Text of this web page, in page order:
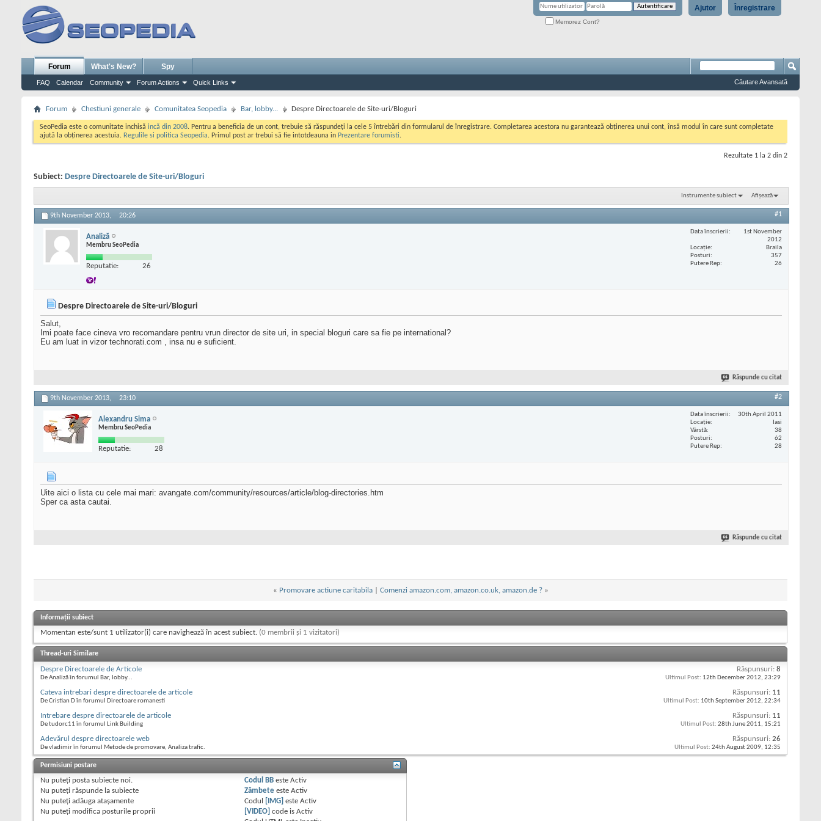
Înregistrare
Ajutor
Memorez Cont?
Forum
FAQ Calendar Community Forum Actions Quick Links
What's New? Spy
Căutare Avansată
Forum Chestiuni generale Comunitatea Seopedia Bar, lobby... Despre Directoarele de Site-uri/Bloguri
SeoPedia este o comunitate inchisă incă din 2008. Pentru a beneficia de un cont, trebuie să răspundeți la cele 5 întrebări din formularul de înregistrare. Completarea acestora nu garantează obținerea unui cont, însă modul în care sunt completate
ajută la obținerea acestuia. Regulile si politica Seopedia. Primul post ar trebui să fie intotdeauna in Prezentare forumisti.
Rezultate 1 la 2 din 2
Subiect: Despre Directoarele de Site-uri/Bloguri
Instrumente subiect Afișează
9th November 2013, 20:26 #1
Analiză
Membru SeoPedia
Reputatie: 26
Data înscrierii
1st November
2012
Locaţie
Braila
Posturi
357
Putere Rep
26
Despre Directoarele de Site-uri/Bloguri
Salut,
Imi poate face cineva vro recomandare pentru vrun director de site uri, in special bloguri care sa fie pe international?
Eu am luat in vizor technorati.com , insa nu e suficient.
Răspunde cu citat
9th November 2013, 23:10 #2
Alexandru Sima
Membru SeoPedia
Reputatie: 28
Data înscrierii
30th April 2011
Locaţie
Iasi
Vârstă
38
Posturi
62
Putere Rep
28
Uite aici o lista cu cele mai mari: avangate.com/community/resources/article/blog-directories.htm
Sper ca asta cautai.
Răspunde cu citat
« Promovare actiune caritabila| Comenzi amazon.com, amazon.co.uk, amazon.de ? »
Informații subiect
Momentan este/sunt 1 utilizator(i) care navighează în acest subiect. (0 membrii și 1 vizitatori)
Thread-uri Similare
Despre Directoarele de Articole
De Analiză în forumul Bar, lobby...
Răspunsuri: 8
Ultimul Post: 12th December 2012, 23:29
Cateva intrebari despre directoarele de articole
De Cristian D în forumul Directoare romanesti
Răspunsuri: 11
Ultimul Post: 10th September 2012, 22:34
Intrebare despre directoarele de articole
De tudorc11 în forumul Link Building
Răspunsuri: 11
Ultimul Post: 28th June 2011, 15:21
Adevărul despre directoarele web
De vladimir în forumul Metode de promovare, Analiza trafic.
Răspunsuri: 26
Ultimul Post: 24th August 2009, 12:35
Permisiuni postare
Nu puteţi posta subiecte noi.
Nu puteţi răspunde la subiecte
Nu puteţi adăuga ataşamente
Nu puteţi modifica posturile proprii
Codul BB esteActiv
Zâmbete esteActiv
Codul
[IMG] esteActiv
[VIDEO] code isActiv